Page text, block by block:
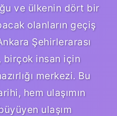
ve ülkenin dört bir
olanların geçiş
Şehirlerarası
birçok insan için
merkezi. Bu
hem ulaşımın
ulaşım